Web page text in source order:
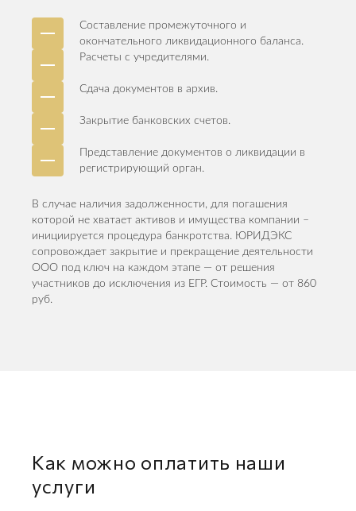
Составление промежуточного и
окончательного ликвидационного баланса.
Расчеты с учредителями.
Сдача документов в архив.
Закрытие банковских счетов.
Представление документов о ликвидации в
регистрирующий орган.
В случае наличия задолженности, для погашения
которой не хватает активов и имущества компании –
инициируется процедура банкротства. ЮРИДЭКС
сопровождает закрытие и прекращение деятельности
ООО под ключ на каждом этапе — от решения
участников до исключения из ЕГР. Стоимость — от 860
руб.
Как можно оплатить наши
услуги